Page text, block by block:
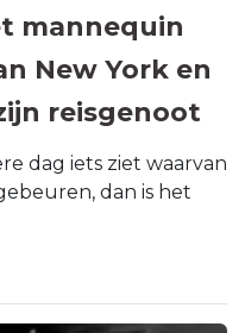
mannequin
New York en
reisgenoot
dag iets ziet waarvan
dan is het